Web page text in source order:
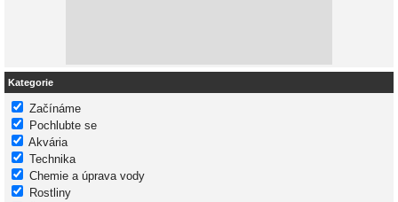
Kategorie
Začínáme
Pochlubte se
Akvária
Technika
Chemie a úprava vody
Rostliny